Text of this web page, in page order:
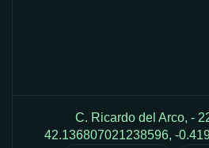
C. Ricardo del Arco, -
42.136807021238596, -